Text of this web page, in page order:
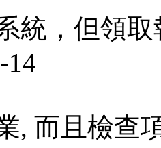
統，但領
14
, 而且檢查